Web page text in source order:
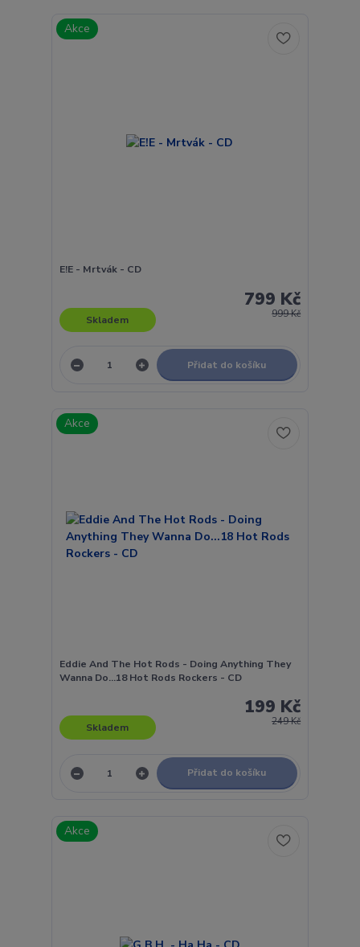
Akce
E!E - Mrtvák - CD
999 Kč
799 Kč
Skladem
Přidat do košíku
Akce
Eddie And The Hot Rods - Doing Anything They
Wanna Do...18 Hot Rods Rockers - CD
249 Kč
199 Kč
Skladem
Přidat do košíku
Akce